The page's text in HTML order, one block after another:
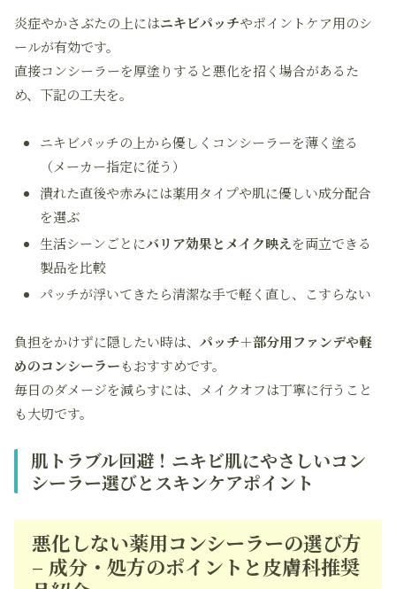
炎症やかさぶたの上にはニキビパッチやポイントケア用のシ
ールが有効です。
直接コンシーラーを厚塗りすると悪化を招く場合があるた
め、下記の工夫を。
ニキビパッチの上から優しくコンシーラーを薄く塗る
（メーカー指定に従う）
潰れた直後や赤みには薬用タイプや肌に優しい成分配合
を選ぶ
生活シーンごとにバリア効果とメイク映えを両立できる
製品を比較
パッチが浮いてきたら清潔な手で軽く直し、こすらない
負担をかけずに隠したい時は、 パッチ＋部分用ファンデや軽
めのコンシーラーもおすすめです。
毎日のダメージを減らすには、メイクオフは丁寧に行うこと
も大切です。
肌トラブル回避！ニキビ肌にやさしいコン
シーラー選びとスキンケアポイント
悪化しない薬用コンシーラーの選び方
– 成分・処方のポイントと皮膚科推奨